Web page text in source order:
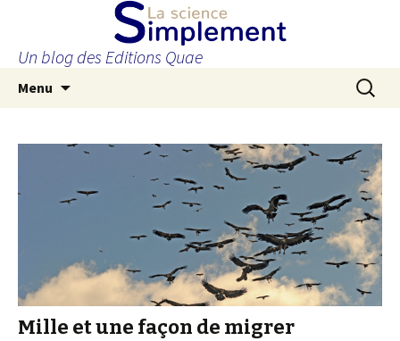
Un blog des Editions Quae
Menu
principal
Mille et une façon de migrer